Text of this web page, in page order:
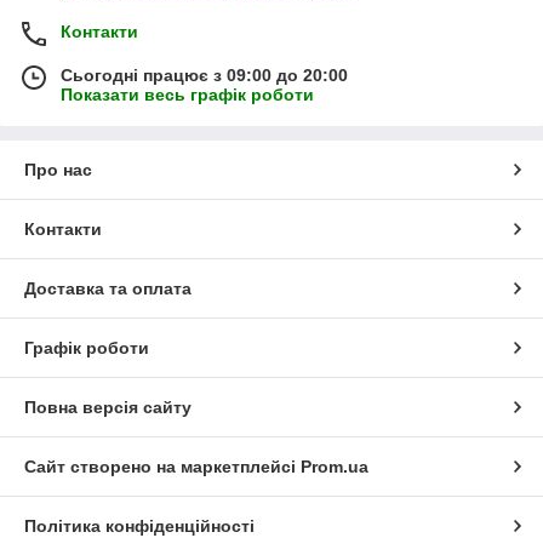
Контакти
Сьогодні працює з 09:00 до 20:00
Показати весь графік роботи
Про нас
Контакти
Доставка та оплата
Графік роботи
Повна версія сайту
Сайт створено на маркетплейсі Prom.ua
Політика конфіденційності